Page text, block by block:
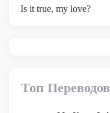
Is it true, my love?
Топ Переводов